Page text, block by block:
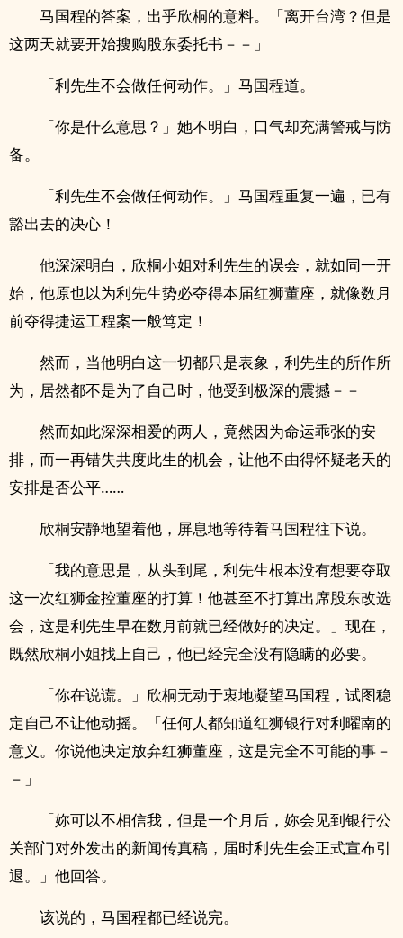
马国程的答案，出乎欣桐的意料。「离开台湾？但是
这两天就要开始搜购股东委托书－－」
「利先生不会做任何动作。」马国程道。
「你是什么意思？」她不明白，口气却充满警戒与防
备。
「利先生不会做任何动作。」马国程重复一遍，已有
豁出去的决心！
他深深明白，欣桐小姐对利先生的误会，就如同一开
始，他原也以为利先生势必夺得本届红狮董座，就像数月
前夺得捷运工程案一般笃定！
然而，当他明白这一切都只是表象，利先生的所作所
为，居然都不是为了自己时，他受到极深的震撼－－
然而如此深深相爱的两人，竟然因为命运乖张的安
排，而一再错失共度此生的机会，让他不由得怀疑老天的
安排是否公平……
欣桐安静地望着他，屏息地等待着马国程往下说。
「我的意思是，从头到尾，利先生根本没有想要夺取
这一次红狮金控董座的打算！他甚至不打算出席股东改选
会，这是利先生早在数月前就已经做好的决定。」现在，
既然欣桐小姐找上自己，他已经完全没有隐瞒的必要。
「你在说谎。」欣桐无动于衷地凝望马国程，试图稳
定自己不让他动摇。「任何人都知道红狮银行对利曜南的
意义。你说他决定放弃红狮董座，这是完全不可能的事－
－」
「妳可以不相信我，但是一个月后，妳会见到银行公
关部门对外发出的新闻传真稿，届时利先生会正式宣布引
退。」他回答。
该说的，马国程都已经说完。